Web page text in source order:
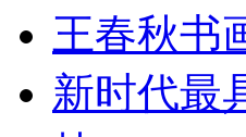
王春秋书
新时代最